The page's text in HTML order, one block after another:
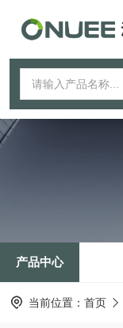
产品中心
当前位置： 首页